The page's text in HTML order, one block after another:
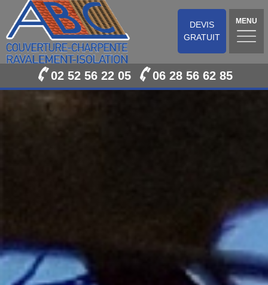
DEVIS
GRATUIT
MENU
02 52 56 22 05 06 28 56 62 85